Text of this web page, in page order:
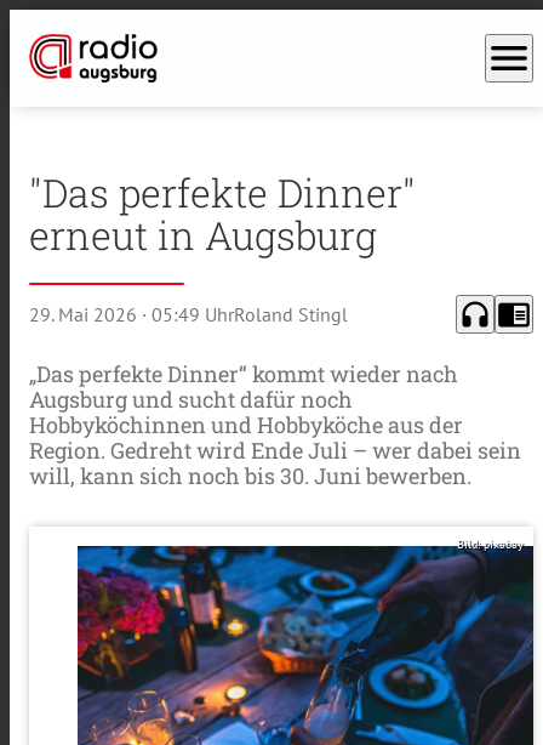
menu
"Das perfekte Dinner"
erneut in Augsburg
29. Mai 2026 · 05:49 UhrRoland Stingl headphones chrome_reader_mode
„Das perfekte Dinner“ kommt wieder nach
Augsburg und sucht dafür noch
Hobbyköchinnen und Hobbyköche aus der
Region. Gedreht wird Ende Juli – wer dabei sein
will, kann sich noch bis 30. Juni bewerben.
Bild: pixabay